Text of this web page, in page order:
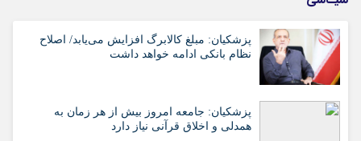
پزشکیان: مبلغ کالابرگ افزایش می‌یابد/ اصلاح
نظام بانکی ادامه خواهد داشت
پزشکیان: جامعه امروز بیش از هر زمان به
همدلی و اخلاق قرآنی نیاز دارد